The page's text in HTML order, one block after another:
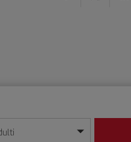
mese/anno